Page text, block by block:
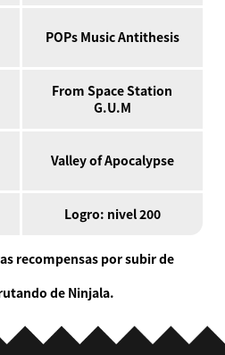
POPs Music Antithesis
From Space Station
G.U.M
Valley of Apocalypse
Logro: nivel 200
recompensas por subir de
de Ninjala.